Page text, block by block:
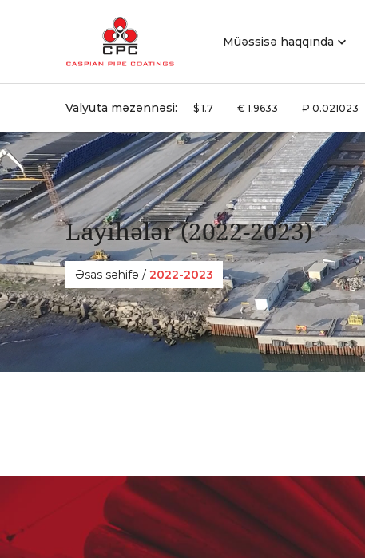
Müəssisə haqqında
Valyuta məzənnəsi: $ 1.7 € 1.9633 ₽ 0.021023
Layihələr (2022-2023)
Əsas səhifə / 2022-2023